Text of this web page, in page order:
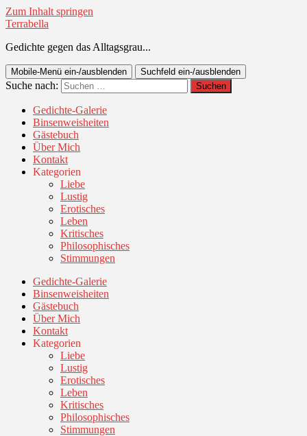
Zum Inhalt springen
Terrabella
Gedichte gegen das Alltagsgrau...
Mobile-Menü ein-/ausblenden Suchfeld ein-/ausblenden
Suche nach:
Gedichte-Galerie
Binsenweisheiten
Gästebuch
Über Mich
Kontakt
Kategorien
Liebe
Lustig
Erotisches
Leben
Kritisches
Philosophisches
Stimmungen
Gedichte-Galerie
Binsenweisheiten
Gästebuch
Über Mich
Kontakt
Kategorien
Liebe
Lustig
Erotisches
Leben
Kritisches
Philosophisches
Stimmungen